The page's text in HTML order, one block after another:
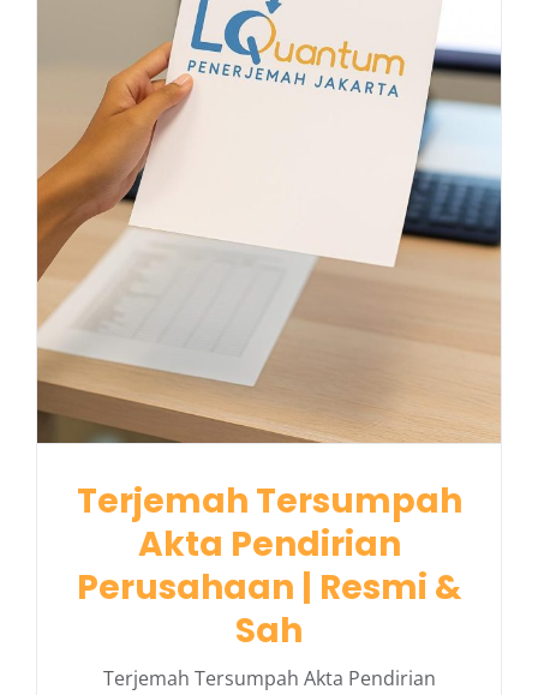
Terjemah Tersumpah
Akta Pendirian
Perusahaan | Resmi &
Sah
Terjemah Tersumpah Akta Pendirian